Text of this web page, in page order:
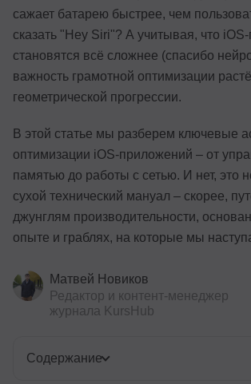
сажает батарею быстрее, чем
сказать "Hey Siri"? А учитывая, что
становятся всё сложнее (спасибо
важность грамотной оптимизации
геометрической прогрессии.
В этой статье мы разберем ключевые
оптимизации iOS-приложений – от
памятью до работы с сетью. И нет, это
сухой технический мануал – скорее,
джунглям производительности,
опыте и граблях, на которые мы
Матвей Новиков
Редактор и контент-менеджер
журнала KursHub
Содержание